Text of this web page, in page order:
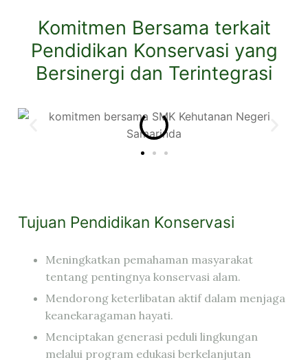
Komitmen Bersama terkait
Pendidikan Konservasi yang
Bersinergi dan Terintegrasi
Tujuan Pendidikan Konservasi
Meningkatkan pemahaman masyarakat
tentang pentingnya konservasi alam.
Mendorong keterlibatan aktif dalam menjaga
keanekaragaman hayati.
Menciptakan generasi peduli lingkungan
melalui program edukasi berkelanjutan